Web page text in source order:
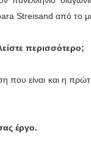
Streisand από το
περισσότερο;
που είναι και η
έργο.